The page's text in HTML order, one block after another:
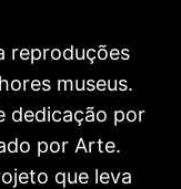
reproduções
museus.
dedicação por
por Arte.
que leva